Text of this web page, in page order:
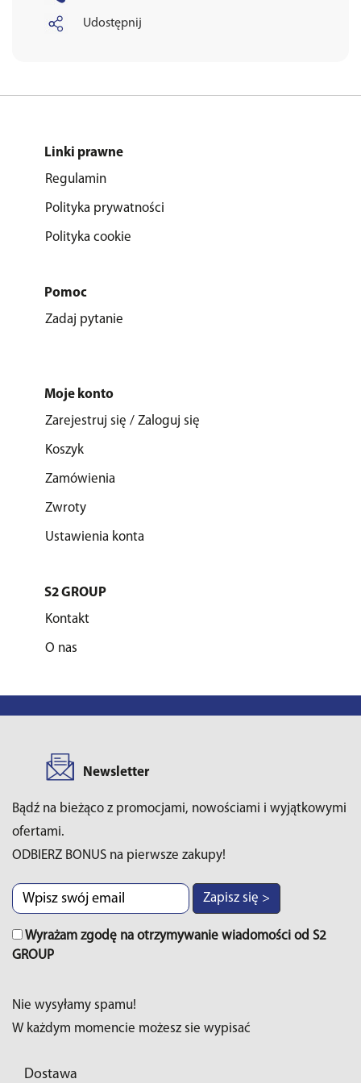
Udostępnij
Linki prawne
Regulamin
Polityka prywatności
Polityka cookie
Pomoc
Zadaj pytanie
Moje konto
Zarejestruj się / Zaloguj się
Koszyk
Zamówienia
Zwroty
Ustawienia konta
S2 GROUP
Kontakt
O nas
Newsletter
Bądź na bieżąco z promocjami, nowościami i wyjątkowymi
ofertami.
ODBIERZ BONUS na pierwsze zakupy!
Zapisz się >
Wyrażam zgodę na otrzymywanie wiadomości od S2
GROUP
Nie wysyłamy spamu!
W każdym momencie możesz sie wypisać
Dostawa